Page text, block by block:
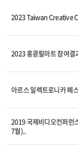
2023 Taiwan Creative
2023 홍콩필마트 참여결
아르스 일렉트로니카 페
2019 국제비디오컨퍼런
7월)..